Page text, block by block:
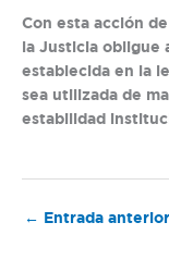
Con esta acción
la Justicia obligue
establecida en la
sea utilizada de
estabilidad
← Entrada anterior